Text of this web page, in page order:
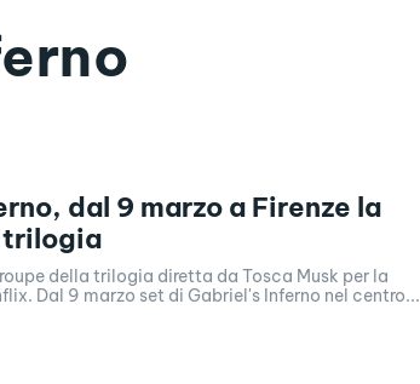
dal 9 marzo a Firenze la
trilogia
della trilogia diretta da Tosca Musk per la
Dal 9 marzo set di Gabriel's Inferno nel centro...